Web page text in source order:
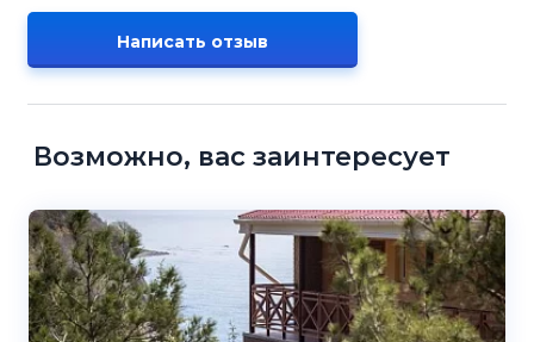
Написать отзыв
Возможно, вас заинтересует